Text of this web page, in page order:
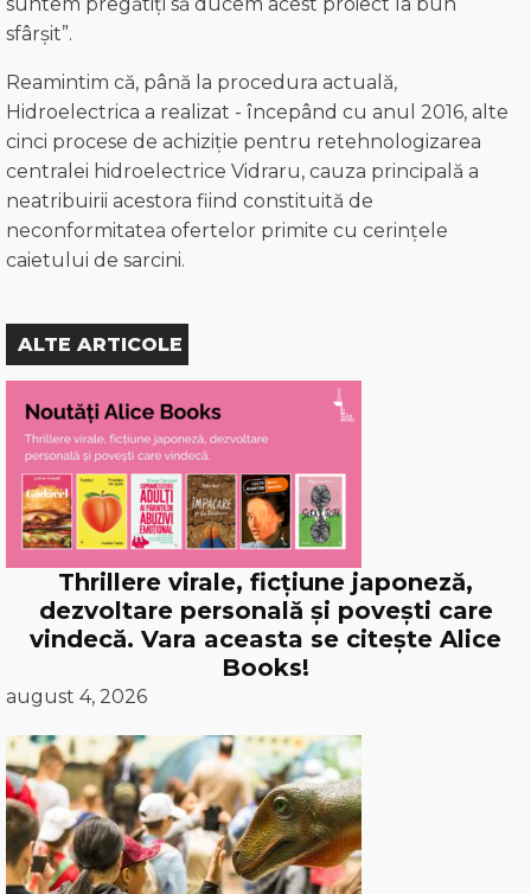
sfârșit”.
Reamintim că, până la procedura actuală,
Hidroelectrica a realizat - începând cu anul 2016, alte
cinci procese de achiziție pentru retehnologizarea
centralei hidroelectrice Vidraru, cauza principală a
neatribuirii acestora fiind constituită de
neconformitatea ofertelor primite cu cerințele
caietului de sarcini.
ALTE ARTICOLE
Thrillere virale, ficțiune japoneză,
dezvoltare personală și povești care
vindecă. Vara aceasta se citește Alice
Books!
august 4, 2026